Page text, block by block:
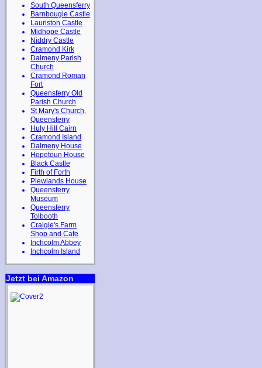
South Queensferry
Barnbougle Castle
Lauriston Castle
Midhope Castle
Niddry Castle
Cramond Kirk
Dalmeny Parish
Church
Cramond Roman
Fort
Queensferry Old
Parish Church
St Mary's Church,
Queensferry
Huly Hill Cairn
Cramond Island
Dalmeny House
Hopetoun House
Black Castle
Firth of Forth
Plewlands House
Queensferry
Museum
Queensferry
Tolbooth
Craigie's Farm
Shop and Cafe
Inchcolm Abbey
Inchcolm Island
Jetzt bei Amazon